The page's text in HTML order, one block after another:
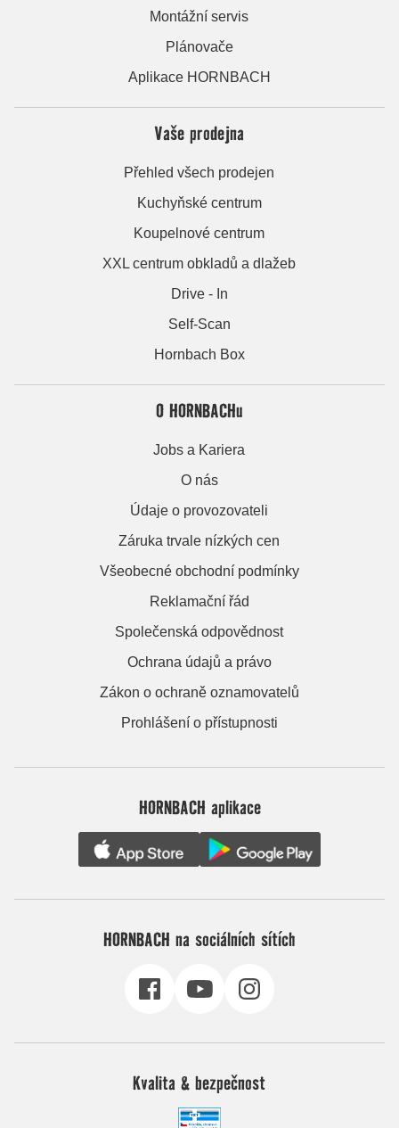
Montážní servis
Plánovače
Aplikace HORNBACH
Vaše prodejna
Přehled všech prodejen
Kuchyňské centrum
Koupelnové centrum
XXL centrum obkladů a dlažeb
Drive - In
Self-Scan
Hornbach Box
O HORNBACHu
Jobs a Kariera
O nás
Údaje o provozovateli
Záruka trvale nízkých cen
Všeobecné obchodní podmínky
Reklamační řád
Společenská odpovědnost
Ochrana údajů a právo
Zákon o ochraně oznamovatelů
Prohlášení o přístupnosti
HORNBACH aplikace
HORNBACH na sociálních sítích
Kvalita & bezpečnost